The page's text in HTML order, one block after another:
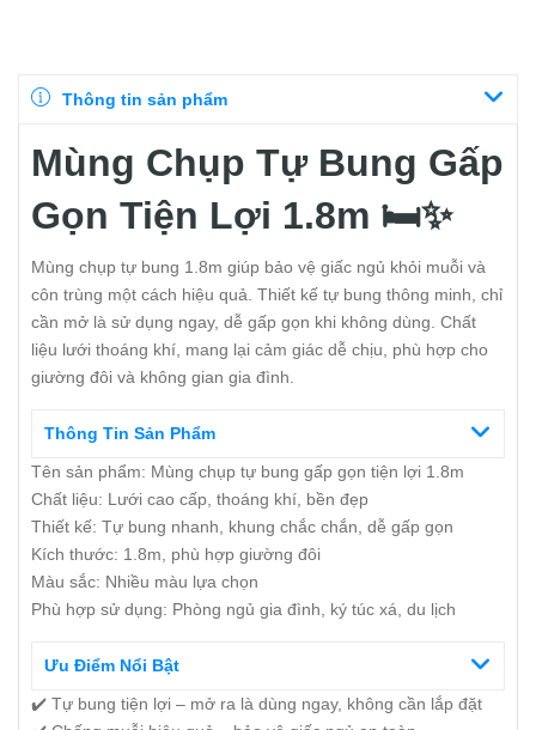
Thông tin sản phẩm
Mùng Chụp Tự Bung Gấp
Gọn Tiện Lợi 1.8m 🛏️✨
Mùng chụp tự bung 1.8m giúp bảo vệ giấc ngủ khỏi muỗi và
côn trùng một cách hiệu quả. Thiết kế tự bung thông minh, chỉ
cần mở là sử dụng ngay, dễ gấp gọn khi không dùng. Chất
liệu lưới thoáng khí, mang lại cảm giác dễ chịu, phù hợp cho
giường đôi và không gian gia đình.
Thông Tin Sản Phẩm
Tên sản phẩm: Mùng chụp tự bung gấp gọn tiện lợi 1.8m
Chất liệu: Lưới cao cấp, thoáng khí, bền đẹp
Thiết kế: Tự bung nhanh, khung chắc chắn, dễ gấp gọn
Kích thước: 1.8m, phù hợp giường đôi
Màu sắc: Nhiều màu lựa chọn
Phù hợp sử dụng: Phòng ngủ gia đình, ký túc xá, du lịch
Ưu Điểm Nổi Bật
✔️ Tự bung tiện lợi – mở ra là dùng ngay, không cần lắp đặt